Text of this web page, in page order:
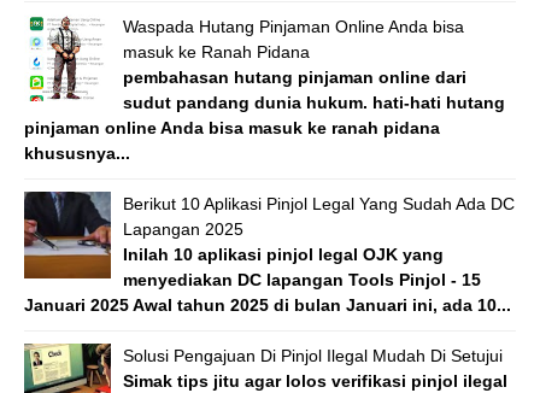
Waspada Hutang Pinjaman Online Anda bisa
masuk ke Ranah Pidana
pembahasan hutang pinjaman online dari
sudut pandang dunia hukum. hati-hati hutang
pinjaman online Anda bisa masuk ke ranah pidana
khususnya...
Berikut 10 Aplikasi Pinjol Legal Yang Sudah Ada DC
Lapangan 2025
Inilah 10 aplikasi pinjol legal OJK yang
menyediakan DC lapangan Tools Pinjol - 15
Januari 2025 Awal tahun 2025 di bulan Januari ini, ada 10...
Solusi Pengajuan Di Pinjol Ilegal Mudah Di Setujui
Simak tips jitu agar lolos verifikasi pinjol ilegal